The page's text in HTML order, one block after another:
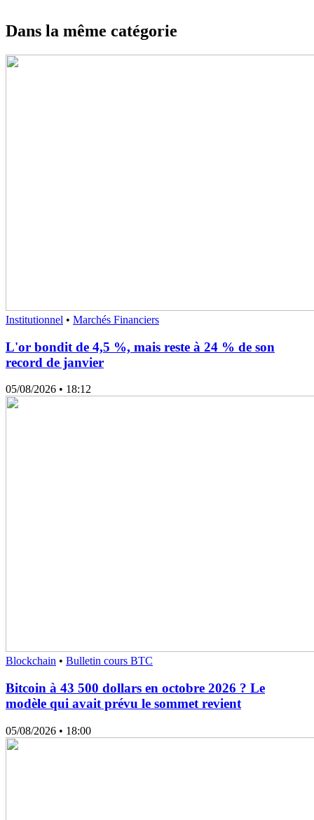
Dans la même catégorie
Institutionnel • Marchés Financiers
L'or bondit de 4,5 %, mais reste à 24 % de son
record de janvier
05/08/2026 • 18:12
Blockchain • Bulletin cours BTC
Bitcoin à 43 500 dollars en octobre 2026 ? Le
modèle qui avait prévu le sommet revient
05/08/2026 • 18:00